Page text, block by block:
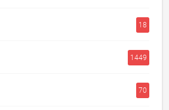
18
1449
70